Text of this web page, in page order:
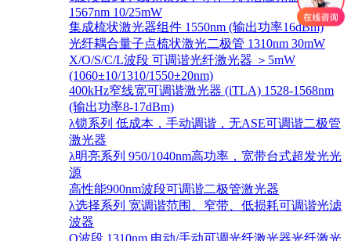
1567nm 10/25mW
集成梳状激光器组件 1550nm (输出功率16dBm)
光纤耦合量子点梳状激光二极管 1310nm 30mW
X/O/S/C/L波段 可调谐光纤激光器 ＞5mW
(1060±10/1310/1550±20nm)
400kHz窄线宽可调谐激光器 (iTLA) 1528-1568nm
(输出功率8-17dBm)
λ锁系列 低成本，手动调谐，无ASE可调谐二极管
激光器
λ明亮系列 950/1040nm高功率，宽带台式超发光光
源
高性能900nm波段可调谐二极管激光器
λ选择系列 宽调谐范围、窄带、低损耗可调谐光滤
波器
O波段 1310nm 电动/手动可调光纤激光器光纤激光